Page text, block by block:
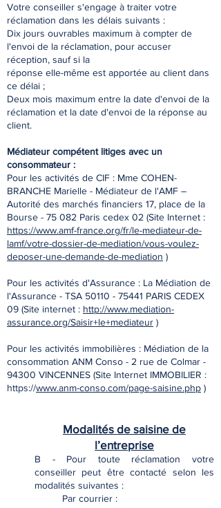
Votre conseiller s'engage à traiter votre
réclamation dans les délais suivants :
Dix jours ouvrables maximum à compter de
l'envoi de la réclamation, pour accuser
réception, sauf si la
réponse elle-même est apportée au client dans
ce délai ;
Deux mois maximum entre la date d'envoi de la
réclamation et la date d'envoi de la réponse au
client.
Médiateur compétent litiges avec un
consommateur :
Pour les activités de CIF : Mme COHEN-
BRANCHE Marielle - Médiateur de l'AMF –
Autorité des marchés ﬁnanciers 17, place de la
Bourse - 75 082 Paris cedex 02 (Site Internet :
https://www.amf-france.org/fr/le-mediateur-de-
lamf/votre-dossier-de-mediation/vous-voulez-
deposer-une-demande-de-mediation )
Pour les activités d'Assurance : La Médiation de
l'Assurance - TSA 50110 - 75441 PARIS CEDEX
09 (Site internet : http://www.mediation-
assurance.org/Saisir+le+mediateur )
Pour les activités immobilières : Médiation de la
consommation ANM Conso - 2 rue de Colmar -
94300 VINCENNES (Site Internet IMMOBILIER :
https://www.anm-conso.com/page-saisine.php )
Modalités de saisine de
l’entreprise
B - Pour toute réclamation votre
conseiller peut être contacté selon les
modalités suivantes :
Par courrier :